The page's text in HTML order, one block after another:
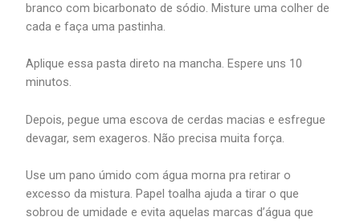
branco com bicarbonato de sódio. Misture uma colher de
cada e faça uma pastinha.
Aplique essa pasta direto na mancha. Espere uns 10
minutos.
Depois, pegue uma escova de cerdas macias e esfregue
devagar, sem exageros. Não precisa muita força.
Use um pano úmido com água morna pra retirar o
excesso da mistura. Papel toalha ajuda a tirar o que
sobrou de umidade e evita aquelas marcas d’água que